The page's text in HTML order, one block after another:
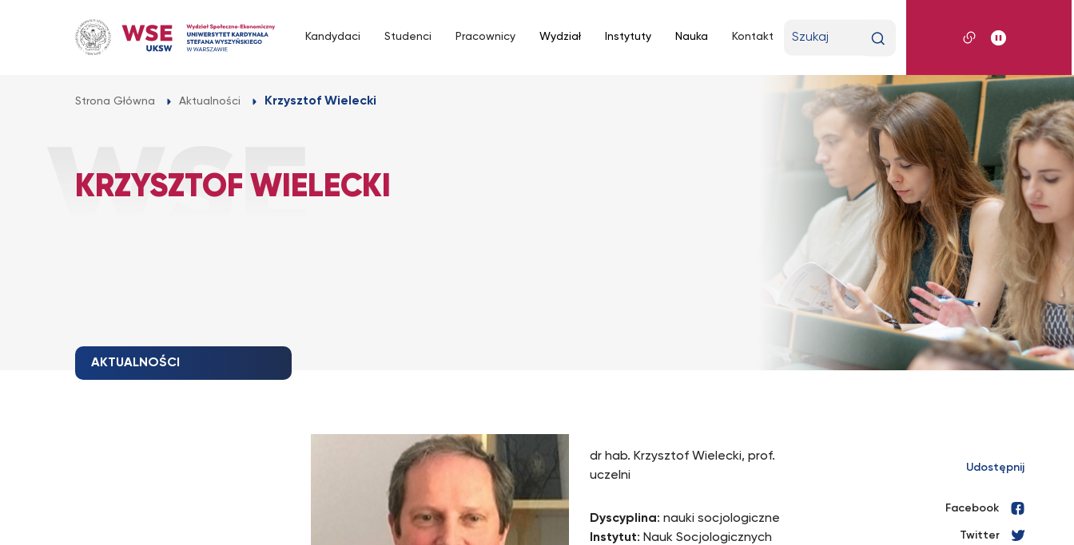
Kandydaci Studenci Pracownicy Wydział Instytuty Nauka Kontakt
wyszukiwaną
Strona Główna Aktualności Krzysztof Wielecki
KRZYSZTOF WIELECKI
AKTUALNOŚCI
dr hab. Krzysztof Wielecki, prof.
uczelni
Dyscyplina: nauki socjologiczne
Instytut: Nauk Socjologicznych
Udostępnij
Facebook
Twitter